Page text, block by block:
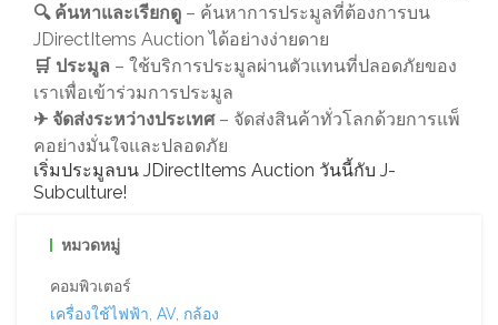
🔍 ค้นหาและเรียกดู – ค้นหาการประมูลที่ต้องการบน
JDirectItems Auction ได้อย่างง่ายดาย
🛒 ประมูล – ใช้บริการประมูลผ่านตัวแทนที่ปลอดภัยของ
เราเพื่อเข้าร่วมการประมูล
✈ จัดส่งระหว่างประเทศ– จัดส่งสินค้าทั่วโลกด้วยการแพ็
คอย่างมั่นใจและปลอดภัย
เริ่มประมูลบน JDirectItems Auction วันนี้กับ J-
Subculture!
หมวดหมู่
คอมพิวเตอร์
เครื่องใช้ไฟฟ้า, AV, กล้อง